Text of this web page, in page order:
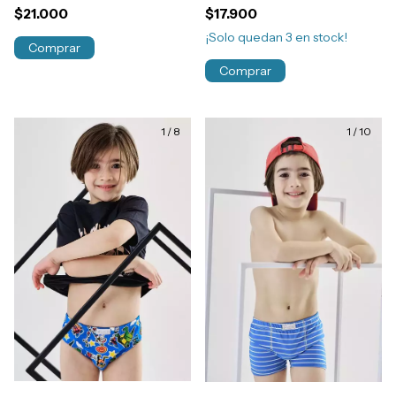
Art.180
$21.000
Comprar
$17.900
¡Solo quedan 3 en stock!
Comprar
1 / 8 1 /10